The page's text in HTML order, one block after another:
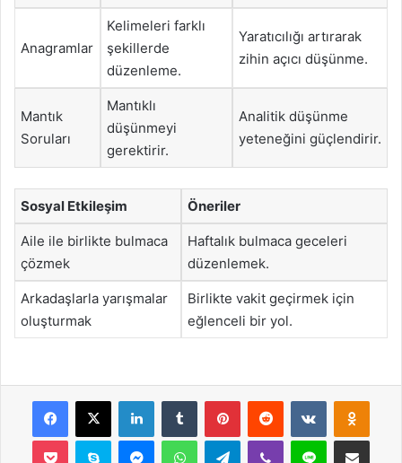
Anagramlar
Kelimeleri farklı
şekillerde
düzenleme.
Yaratıcılığı artırarak
zihin açıcı düşünme.
Mantık
Soruları
Mantıklı
düşünmeyi
gerektirir.
Analitik düşünme
yeteneğini güçlendirir.
Sosyal Etkileşim Öneriler
Aile ile birlikte bulmaca
çözmek
Haftalık bulmaca geceleri
düzenlemek.
Arkadaşlarla yarışmalar
oluşturmak
Birlikte vakit geçirmek için
eğlenceli bir yol.
Facebook
X LinkedInTumblr PinterestReddit VKontakte
Pocket Skype MessengerWhatsAppTelegramViber Line E-Posta ile